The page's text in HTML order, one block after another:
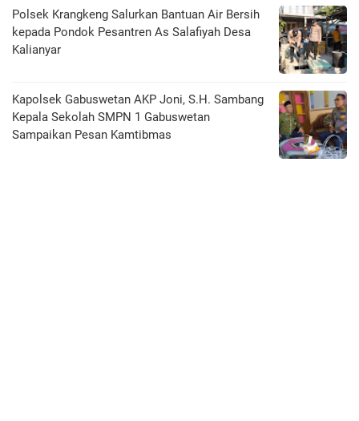
Polsek Krangkeng Salurkan Bantuan Air Bersih
kepada Pondok Pesantren As Salafiyah Desa
Kalianyar
Kapolsek Gabuswetan AKP Joni, S.H. Sambang
Kepala Sekolah SMPN 1 Gabuswetan
Sampaikan Pesan Kamtibmas